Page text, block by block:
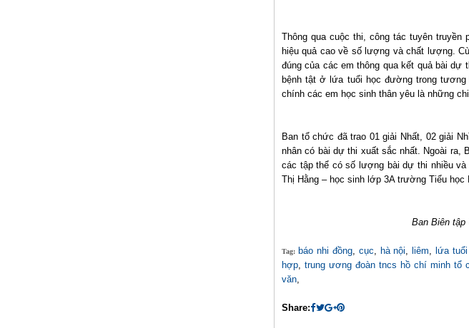
Thông qua cuộc thi, công tác tuyên
hiệu quả cao về số lượng và chất lượng.
đúng của các em thông qua kết quả bài dự
bệnh tật ở lứa tuổi học đường trong
chính các em học sinh thân yêu là những
Ban tổ chức đã trao 01 giải Nhất, 02 giải
nhân có bài dự thi xuất sắc nhất. Ngoài ra,
các tập thể có số lượng bài dự thi nhiều
Thị Hằng – học sinh lớp 3A trường Tiểu học
Ban Biên tập
Tag: báo nhi đồng, cục, hà nội, liêm, lứa
hợp, trung ương đoàn tncs hồ chí minh tổ
văn,
Share: